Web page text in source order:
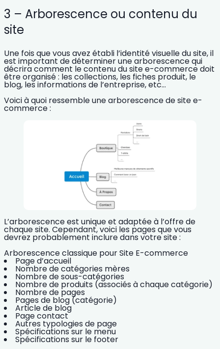
3 – Arborescence ou contenu du
site
Une fois que vous avez établi l’identité visuelle du site, il
est important de déterminer une arborescence qui
décriracomment le contenu du site e-commerce doit
être organisé : les collections, les fiches produit, le
blog, les informations de l’entreprise, etc…
Voici à quoi ressemble unearborescence de site e-
commerce:
L’arborescence est unique et adaptée à l’offre de
chaque site. Cependant, voici les pages que vous
devrez probablement inclure dans votre site :
Arborescence classique pour Site E-commerce
Page d’accueil
Nombre de catégories mères
Nombre de sous-catégories
Nombre de produits (associés à chaque catégorie)
Nombre de pages
Pages de blog (catégorie)
Article de blog
Page contact
Autres typologies de page
Spécifications sur le menu
Spécifications sur le footer